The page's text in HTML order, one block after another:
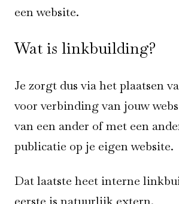
een website.
Wat is linkbuilding?
Je zorgt dus via het plaatsen
voor verbinding van jouw
van een ander of met een
publicatie op je eigen website.
Dat laatste heet interne
eerste is natuurlijk extern.